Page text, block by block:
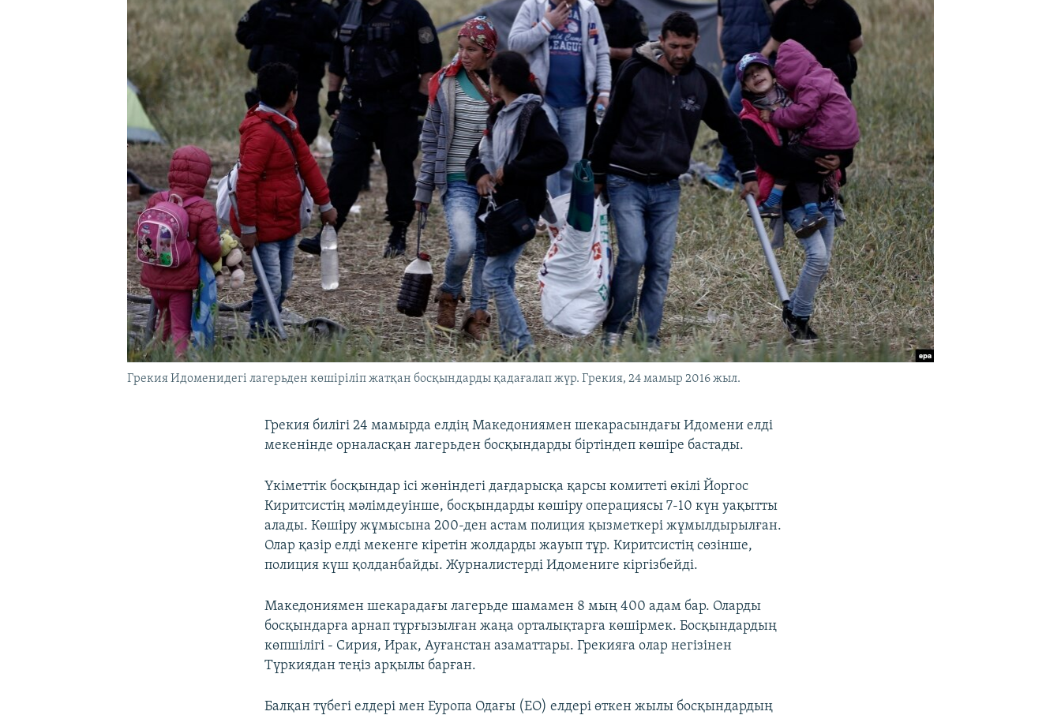
Грекия Идоменидегі лагерьден көшіріліп жатқан босқындарды қадағалап жүр. Грекия, 24 мамыр 2016 жыл.
Грекия билігі 24 мамырда елдің Македониямен шекарасындағы Идомени елді
мекенінде орналасқан лагерьден босқындарды біртіндеп көшіре бастады.
Үкіметтік босқындар ісі жөніндегі дағдарысқа қарсы комитеті өкілі Йоргос
Киритсистің мәлімдеуінше, босқындарды көшіру операциясы 7-10 күн уақытты
алады. Көшіру жұмысына 200-ден астам полиция қызметкері жұмылдырылған.
Олар қазір елді мекенге кіретін жолдарды жауып тұр. Киритсистің сөзінше,
полиция күш қолданбайды. Журналистерді Идомениге кіргізбейді.
Македониямен шекарадағы лагерьде шамамен 8 мың 400 адам бар. Оларды
босқындарға арнап тұрғызылған жаңа орталықтарға көшірмек. Босқындардың
көпшілігі - Сирия, Ирак, Ауғанстан азаматтары. Грекияға олар негізінен
Түркиядан теңіз арқылы барған.
Балқан түбегі елдері мен Еуропа Одағы (ЕО) елдері өткен жылы босқындардың